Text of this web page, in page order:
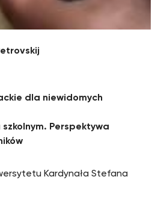
dla niewidomych
szkolnym. Perspektywa
Kardynała Stefana